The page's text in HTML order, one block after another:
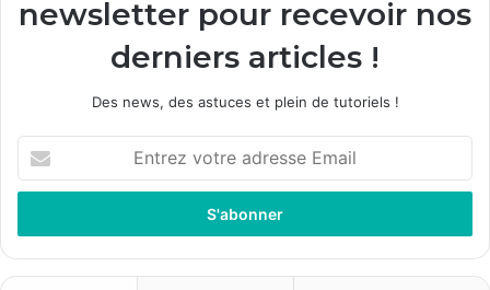
newsletter pour recevoir nos
derniers articles !
Des news, des astuces et plein de tutoriels !
t
e
z